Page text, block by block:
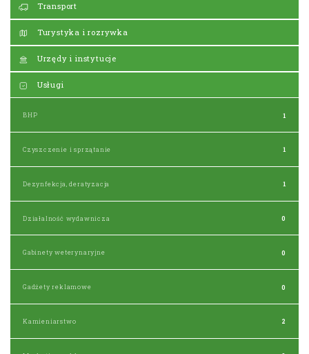
Transport
Turystyka i rozrywka
Urzędy i instytucje
Usługi
BHP 1
Czyszczenie i sprzątanie 1
Dezynfekcja, deratyzacja 1
Działalność wydawnicza 0
Gabinety weterynaryjne 0
Gadżety reklamowe 0
Kamieniarstwo 2